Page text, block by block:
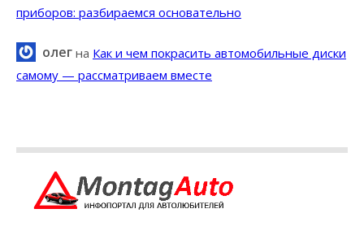
приборов: разбираемся основательно
олег на Как и чем покрасить автомобильные диски
самому — рассматриваем вместе